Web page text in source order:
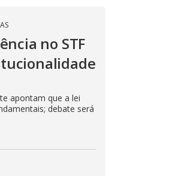
no STF
apontam que a lei
debate será